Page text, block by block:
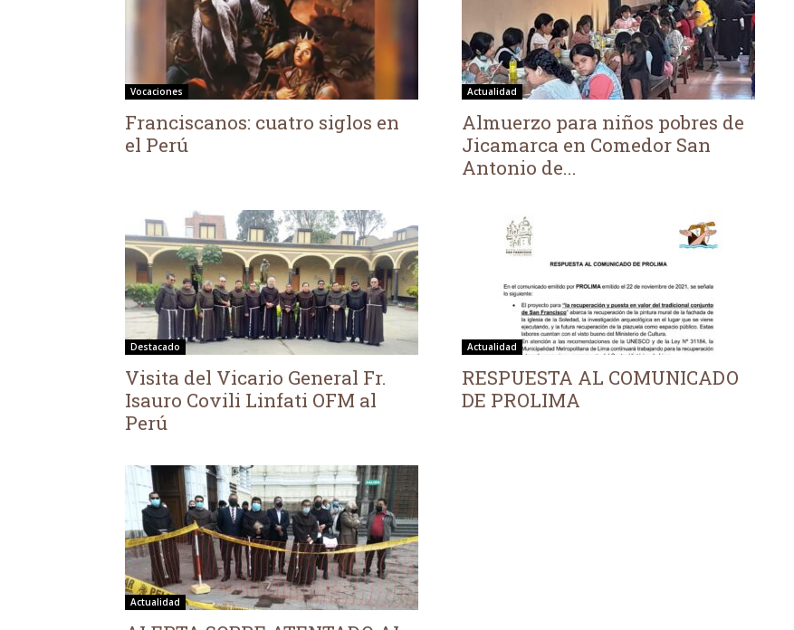
Vocaciones
Franciscanos: cuatro siglos en
el Perú
Actualidad
Almuerzo para niños pobres de
Jicamarca en Comedor San
Antonio de...
Destacado
Visita del Vicario General Fr.
Isauro Covili Linfati OFM al
Perú
Actualidad
RESPUESTA AL COMUNICADO
DE PROLIMA
Actualidad